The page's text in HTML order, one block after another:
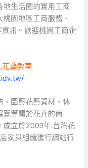
地生活圈的實用工商
園地區工商服務、
訊。歡迎桃園工商企
花藝教室
、園藝花藝資材、休
覽等關於花卉的商
成立於2009年.台灣花
家與組織進行網站行